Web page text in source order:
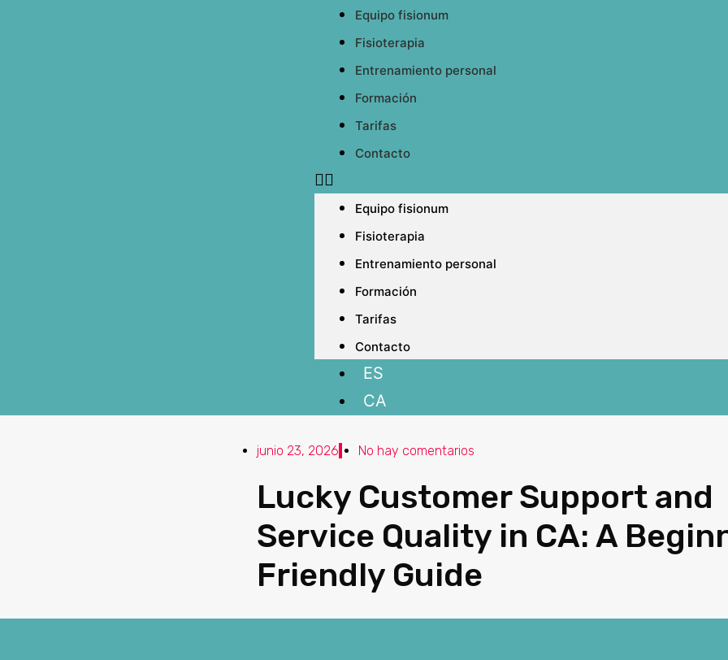
Equipo fisionum
Fisioterapia
Entrenamiento personal
Formación
Tarifas
Contacto
Equipo fisionum
Fisioterapia
Entrenamiento personal
Formación
Tarifas
Contacto
ES
CA
junio 23, 2026 No hay comentarios
Lucky Customer Support and
Service Quality in CA: A
Friendly Guide